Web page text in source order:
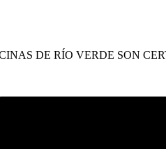
DE RÍO VERDE SON